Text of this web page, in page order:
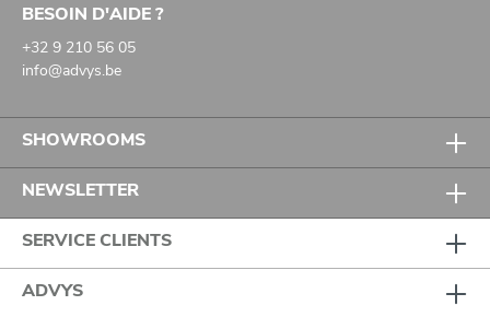
BESOIN D'AIDE ?
+32 9 210 56 05
info@advys.be
SHOWROOMS
NEWSLETTER
SERVICE CLIENTS
ADVYS